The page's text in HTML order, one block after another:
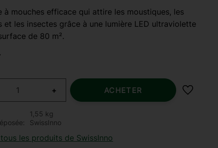
à mouches efficace qui attire les moustiques, les
et les insectes grâce à une lumière LED ultraviolette
de 80 m².
+ ACHETER
Ajouter
1,55 kg
SwissInno
les produits de SwissInno